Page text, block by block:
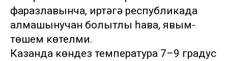
фаразлавынча, иртәгә республикада
алмашынучан болытлы һава, явым-
төшем көтелми.
Казанда көндез температура 7–9 градус